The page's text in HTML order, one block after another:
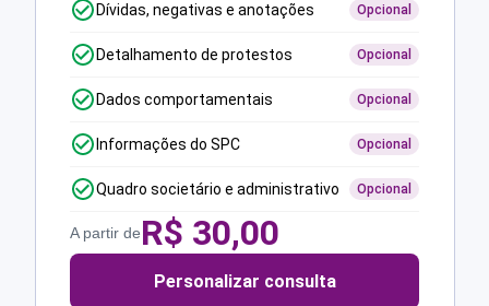
Dívidas, negativas e anotações Opcional
Detalhamento de protestos Opcional
Dados comportamentais Opcional
Informações do SPC Opcional
Quadro societário e administrativo Opcional
A partir deR$ 30,00
Personalizar consulta